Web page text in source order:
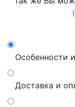
Особенности
Доставка и